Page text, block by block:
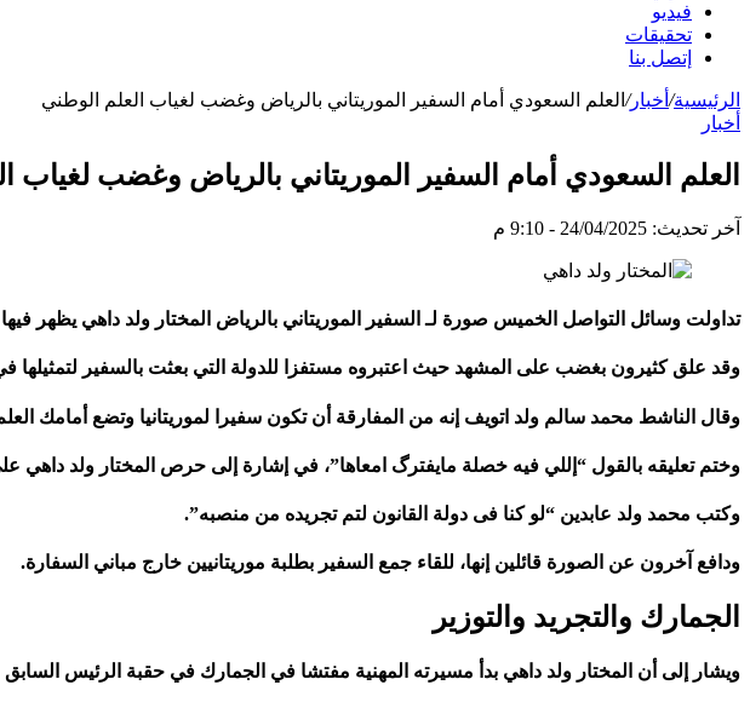
فيديو
تحقيقات
إتصل بنا
الرئيسية/ أخبار/ العلم السعودي أمام السفير الموريتاني بالرياض وغضب لغياب العلم الوطني
أخبار
العلم السعودي أمام السفير الموريتاني بالرياض وغضب لغياب
آخر تحديث: 24/04/2025 - 9:10 م
تداولت وسائل التواصل الخميس صورة لـ السفير الموريتاني بالرياض المختار ولد داهي يظهر فيها
وقد علق كثيرون بغضب على المشهد حيث اعتبروه مستفزا للدولة التي بعثت بالسفير لتمثيلها
وقال الناشط محمد سالم ولد اتويف إنه من المفارقة أن تكون سفيرا لموريتانيا وتضع أمامك
وختم تعليقه بالقول “إللي فيه خصلة مايفترگ امعاها”، في إشارة إلى حرص المختار ولد
وكتب محمد ولد عابدين “لو كنا فى دولة القانون لتم تجريده من منصبه”.
ودافع آخرون عن الصورة قائلين إنها، للقاء جمع السفير بطلبة موريتانيين خارج مباني السفارة.
الجمارك والتجريد والتوزير
ويشار إلى أن المختار ولد داهي بدأ مسيرته المهنية مفتشا في الجمارك في حقبة الرئيس السابق